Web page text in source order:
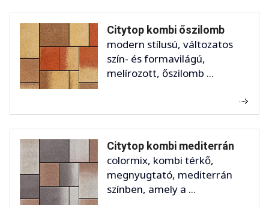
Citytop kombi őszilomb
modern stílusú, változatos
szín- és formavilágú,
melírozott, őszilomb ...
Citytop kombi mediterrán
colormix, kombi térkő,
megnyugtató, mediterrán
színben, amely a ...